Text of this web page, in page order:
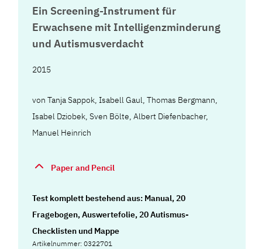
Ein Screening-Instrument für
Erwachsene mit Intelligenzminderung
und Autismusverdacht
2015
vonTanja Sappok,Isabell Gaul,Thomas Bergmann,
Isabel Dziobek,Sven Bölte,Albert Diefenbacher,
Manuel Heinrich
Paper and Pencil
Test komplett bestehend aus: Manual, 20
Fragebogen, Auswertefolie, 20 Autismus-
Checklisten und Mappe
Artikelnummer: 0322701